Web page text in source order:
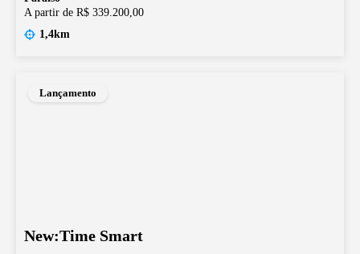
A partir de R$ 339.200,00
1,4km
Lançamento
New:Time Smart